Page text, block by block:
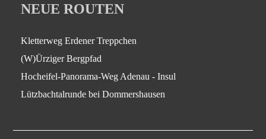
NEUE ROUTEN
Kletterweg Erdener Treppchen
(W)Ürziger Bergpfad
Hocheifel-Panorama-Weg Adenau - Insul
Lützbachtalrunde bei Dommershausen